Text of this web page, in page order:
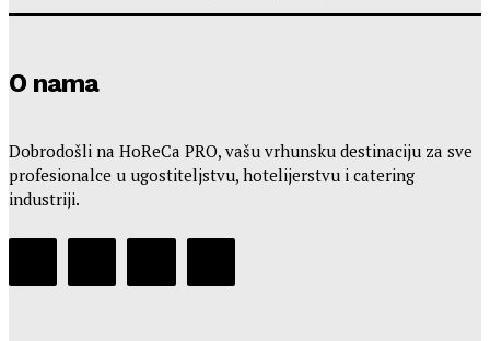
O nama
Dobrodošli na HoReCa PRO, vašu vrhunsku destinaciju za sve
profesionalce u ugostiteljstvu, hotelijerstvu i catering
industriji.